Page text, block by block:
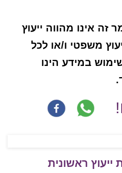
אינו מהווה ייעוץ
משפטי ו/או לכל
במידע הינו
ייעוץ ראשונית